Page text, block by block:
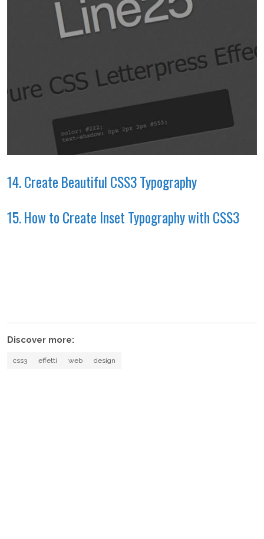
14. Create Beautiful CSS3 Typography
15. How to Create Inset Typography with CSS3
Discover more:
css3 effetti web design